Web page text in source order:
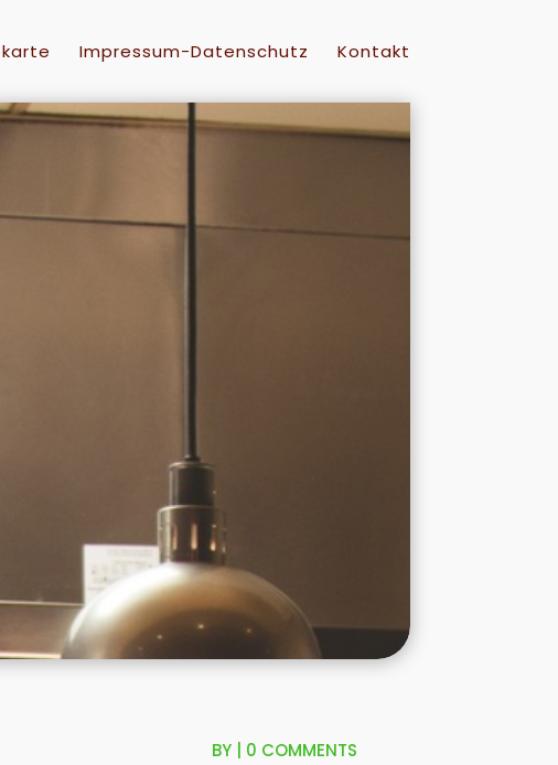
Impressum-Datenschutz Kontakt
BY 0 COMMENTS